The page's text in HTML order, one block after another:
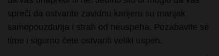
samopouzdanja i strah od neuspeha. Pozabavite se
time i sigurno ćete ostvariti veliki uspeh.